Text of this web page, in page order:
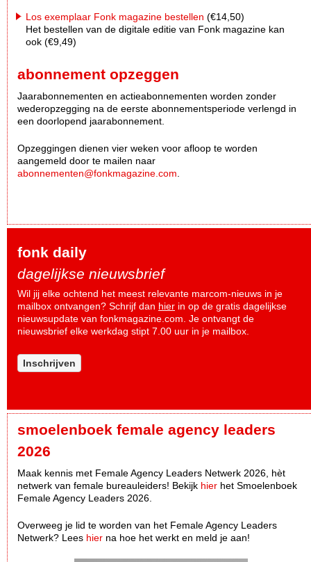
Los exemplaar Fonk magazine bestellen (€14,50)
Het bestellen van de digitale editie van Fonk magazine kan
ook (€9,49)
abonnement opzeggen
Jaarabonnementen en actieabonnementen worden zonder
wederopzegging na de eerste abonnementsperiode verlengd in
een doorlopend jaarabonnement.
Opzeggingen dienen vier weken voor afloop te worden
aangemeld door te mailen naar
abonnementen@fonkmagazine.com.
fonk daily
dagelijkse nieuwsbrief
Wil jij elke ochtend het meest relevante marcom-nieuws in je
mailbox ontvangen? Schrijf dan hier in op de gratis dagelijkse
nieuwsupdate van fonkmagazine.com. Je ontvangt de
nieuwsbrief elke werkdag stipt 7.00 uur in je mailbox.
Inschrijven
smoelenboek female agency leaders
2026
Maak kennis met Female Agency Leaders Netwerk 2026, hèt
netwerk van female bureauleiders! Bekijk hier het Smoelenboek
Female Agency Leaders 2026.
Overweeg je lid te worden van het Female Agency Leaders
Netwerk? Lees hier na hoe het werkt en meld je aan!